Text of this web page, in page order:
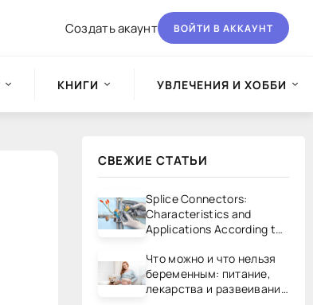
Создать акаунт ВОЙТИ В АККАУНТ
КНИГИ УВЛЕЧЕНИЯ И ХОББИ
СВЕЖИЕ СТАТЬИ
Splice Connectors:
Characteristics and
Applications According to
Что можно и что нельзя
беременным: питание,
лекарства и развеивание